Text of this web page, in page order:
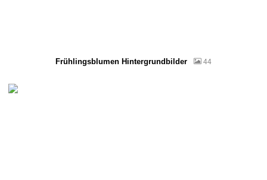
Frühlingsblumen Hintergrundbilder 44